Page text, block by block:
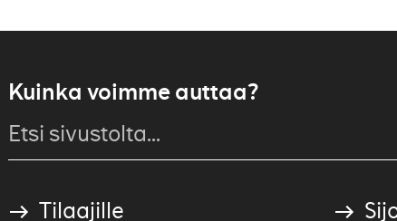
Kuinka voimme auttaa?
Tilaajille